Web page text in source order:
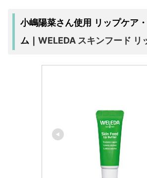
小嶋陽菜さん使用 リップケア
ム｜WELEDA スキンフード リ